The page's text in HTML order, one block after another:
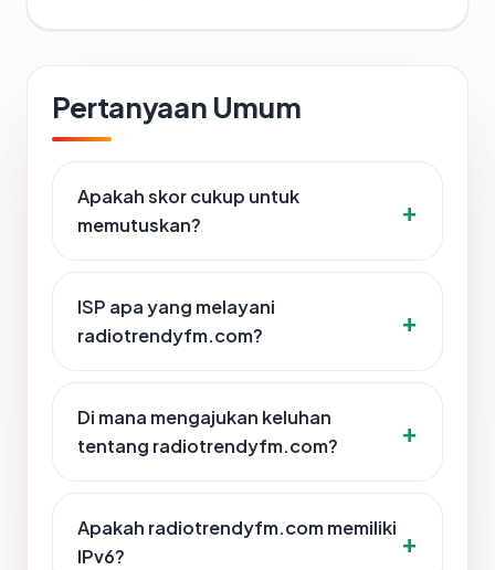
Pertanyaan Umum
Apakah skor cukup untuk
memutuskan?
ISP apa yang melayani
radiotrendyfm.com?
Di mana mengajukan keluhan
tentang radiotrendyfm.com?
Apakah radiotrendyfm.com memiliki
IPv6?